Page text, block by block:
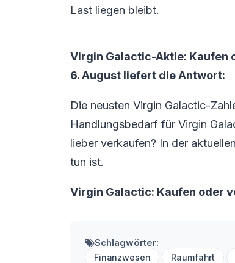
Last liegen bleibt.
Virgin Galactic-Aktie: Kaufen
6. August liefert die Antwort:
Die neusten Virgin Galactic-
Handlungsbedarf für Virgin
lieber verkaufen? In der
tun ist.
Virgin Galactic: Kaufen oder
Schlagwörter:
Finanzwesen Raumfahrt